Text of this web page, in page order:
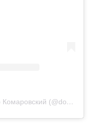
Публикация от Доктор Комаровский (@doctor_komarovskiy)